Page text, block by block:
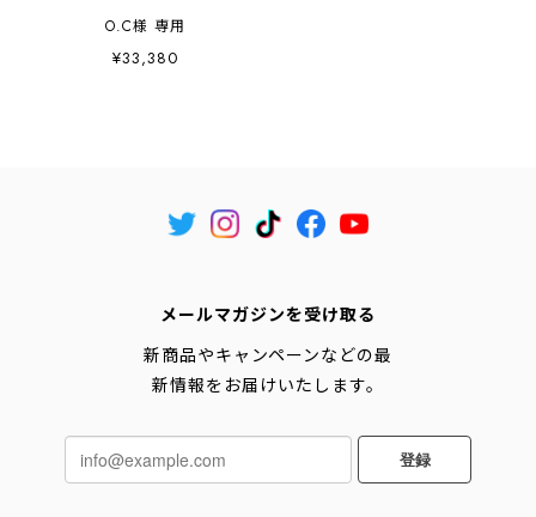
O.C様 専用
¥33,380
メールマガジンを受け取る
新商品やキャンペーンなどの最
新情報をお届けいたします。
登録